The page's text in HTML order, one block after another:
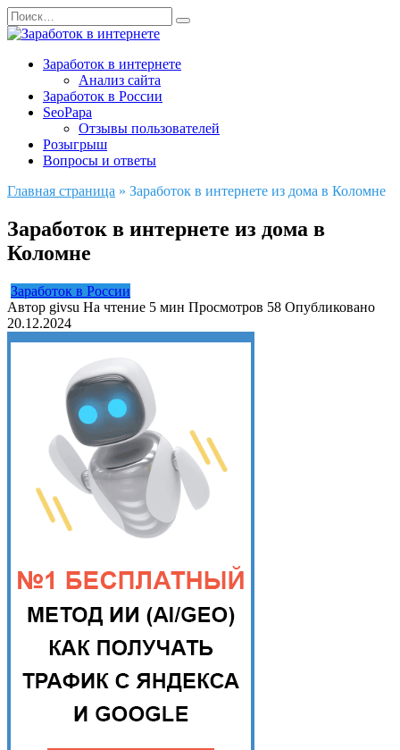
Перейти
к
содержанию
Search
for:
Заработок в интернете
Анализ сайта
Заработок в России
SeoPapa
Отзывы пользователей
Розыгрыш
Вопросы и ответы
Главная страница » Заработок в интернете из дома в Коломне
Заработок в интернете из дома в
Коломне
Заработок в России
Автор givsu На чтение 5 мин Просмотров 58 Опубликовано
20.12.2024